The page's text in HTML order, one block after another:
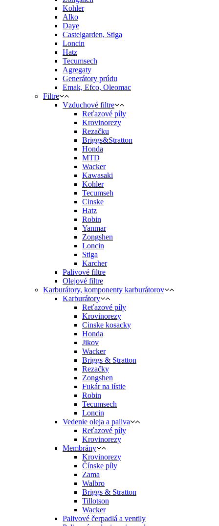
Kohler
Alko
Daye
Castelgarden, Stiga
Loncin
Hatz
Tecumsech
Agregaty
Generátory prúdu
Emak, Efco, Oleomac
Filtre
Vzduchové filtre
Reťazové píly
Krovinorezy
Rezačku
Briggs&Stratton
Honda
MTD
Wacker
Kawasaki
Kohler
Tecumseh
Cinske
Hatz
Robin
Yanmar
Zongshen
Loncin
Stiga
Karcher
Palivové filtre
Olejové filtre
Karburátory, komponenty karburátorov
Karburátory
Reťazové píly
Krovinorezy
Cinske kosacky
Honda
Jikov
Wacker
Briggs & Stratton
Rezačky
Zongshen
Fukár na lístie
Robin
Tecumsech
Loncin
Vedenie oleja a paliva
Reťazové píly
Krovinorezy
Membrány
Krovinorezy
Čínske píly
Zama
Walbro
Briggs & Stratton
Tillotson
Wacker
Palivové čerpadlá a ventily